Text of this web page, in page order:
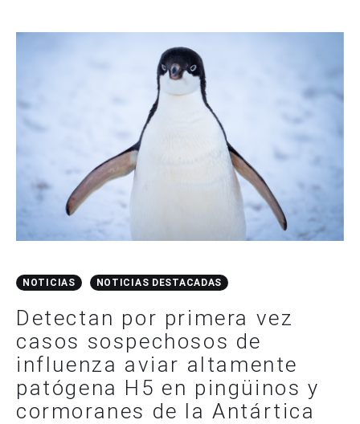
NOTICIAS NOTICIAS DESTACADAS
Detectan por primera vez
casos sospechosos de
influenza aviar altamente
patógena H5 en pingüinos y
cormoranes de la Antártica